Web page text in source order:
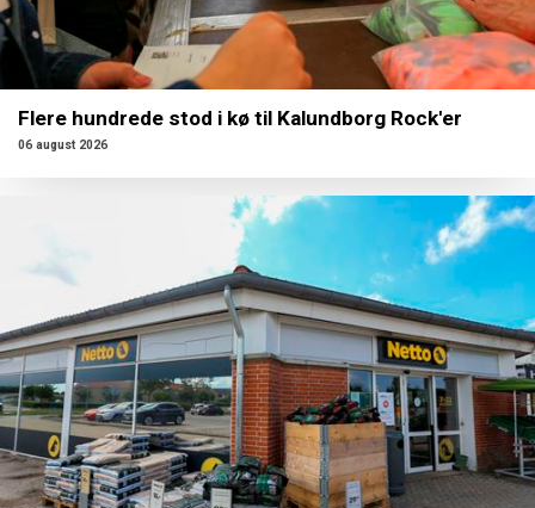
Flere hundrede stod i kø til Kalundborg Rock'er
06 august 2026